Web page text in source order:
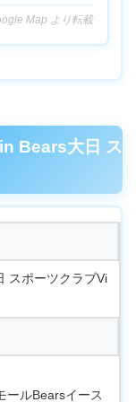
Map より転載
Bears大日 ス
スポーツクラブVi
ールBearsイース